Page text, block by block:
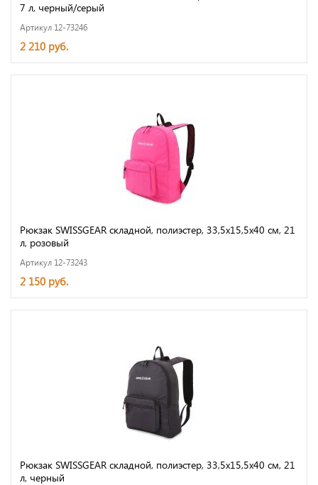
7 л, черный/серый
Артикул 12-73246
2 210 руб.
Рюкзак SWISSGEAR складной, полиэстер, 33,5х15,5x40 см, 21
л, розовый
Артикул 12-73243
2 150 руб.
Рюкзак SWISSGEAR складной, полиэстер, 33,5х15,5x40 см, 21
л, черный